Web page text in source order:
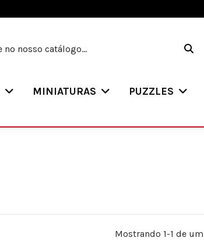
MINIATURAS PUZZLES
Mostrando 1-1 de